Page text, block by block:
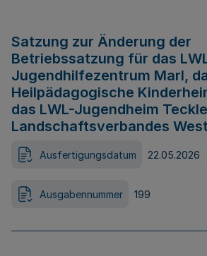
Satzung zur Änderung der
Betriebssatzung für das
Jugendhilfezentrum Marl,
Heilpädagogische
das LWL-Jugendheim
Landschaftsverbandes
Ausfertigungsdatum 22.05.2026
Ausgabennummer 199